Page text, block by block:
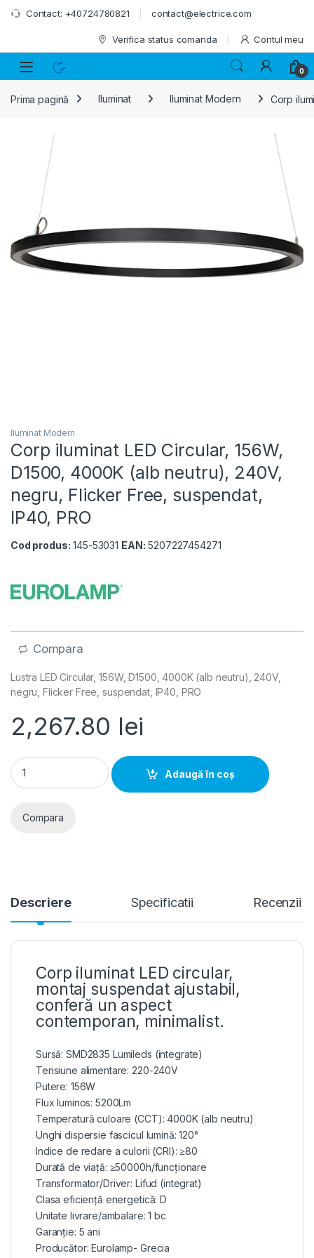
Skip to navigation
Skip to content
Contact: +40724780821 contact@electrice.com
Verifica status comanda Contul meu
0
Prima pagină Iluminat Iluminat Modern Corp
Iluminat Modern
Corp iluminat LED Circular, 156W,
D1500, 4000K (alb neutru), 240V,
negru, Flicker Free, suspendat,
IP40, PRO
Cod produs: 145-53031 EAN: 5207227454271
Compara
Lustra LED Circular, 156W, D1500, 4000K (alb neutru), 240V,
negru, Flicker Free, suspendat, IP40, PRO
2,267.80 lei
Corp iluminat LED Circular, 156W, D1500, 4000K (alb
Adaugă în coș
Compara
Descriere Specificatii Recenzii
Corp iluminat LED circular,
montaj suspendat ajustabil,
conferă un aspect
contemporan, minimalist.
Sursă: SMD2835 Lumileds (integrate)
Tensiune alimentare: 220-240V
Putere: 156W
Flux luminos: 5200Lm
Temperatură culoare (CCT): 4000K (alb neutru)
Unghi dispersie fascicul lumină: 120°
Indice de redare a culorii (CRI): ≥80
Durată de viață: ≥50000h/funcționare
Transformator/Driver: Lifud (integrat)
Clasa eficiență energetică: D
Unitate livrare/ambalare: 1 bc
Garanție: 5 ani
Producător: Eurolamp- Grecia